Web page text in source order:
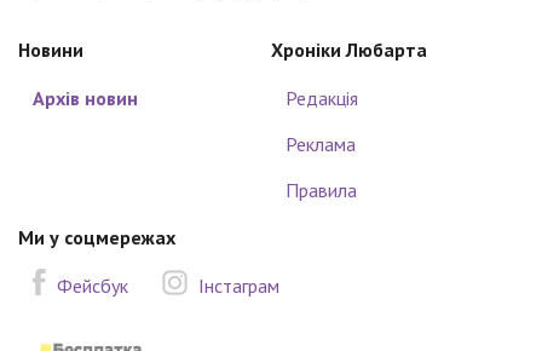
Новини
Архів новин
Хроніки Любарта
Редакція
Реклама
Правила
Ми у соцмережах
Фейсбук
Інстаграм